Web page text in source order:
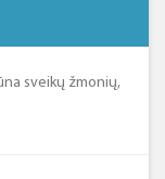
sveikų žmonių,